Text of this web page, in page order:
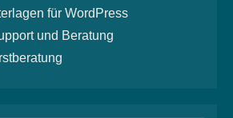
für WordPress
und Beratung